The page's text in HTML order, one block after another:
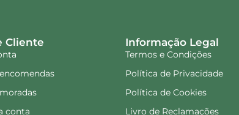
Cliente
conta
Informação Legal
Termos e Condições
Política de Privacidade
Política de Cookies
Livro de Reclamações